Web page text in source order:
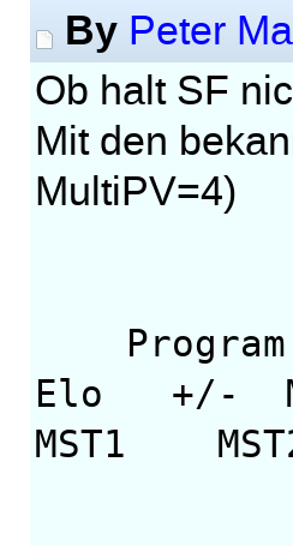
By Peter
Ob halt SF
Mit den
MultiPV=4)
Elo +/-
MST1